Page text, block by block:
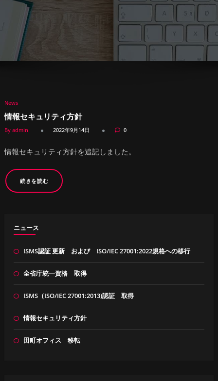
News
情報セキュリティ方針
By admin 2022年9月14日 0
情報セキュリティ方針を追記しました。
続きを読む
ニュース
ISMS認証 更新 および ISO/IEC 27001:2022規格への移行
全省庁統一資格 取得
ISMS（ISO/IEC 27001:2013)認証 取得
情報セキュリティ方針
田町オフィス 移転